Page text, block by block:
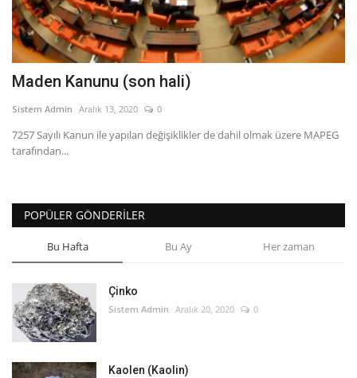
Maden Kanunu (son hali)
Sistem Admin Aralık 13, 2020 0
7257 Sayılı Kanun ile yapılan değişiklikler de dahil olmak üzere MAPEG
tarafından...
POPÜLER GÖNDERILER
Bu Hafta Bu Ay Her zaman
Çinko
Sistem Admin Aralık 20, 2020 0
Kaolen (Kaolin)